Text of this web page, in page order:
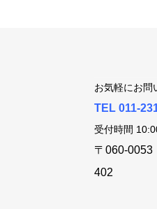
お気軽にお問
TEL 011-
受付時間
〒060-
402